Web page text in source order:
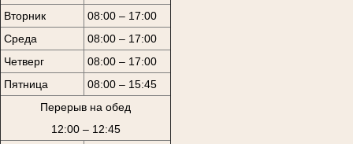
Вторник
08:00 – 17:00
Среда
08:00 – 17:00
Четверг
08:00 – 17:00
Пятница
08:00 – 15:45
Перерыв на обед
12:00 – 12:45